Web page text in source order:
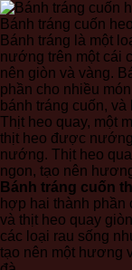
Bánh tráng cuốn
Bánh tráng là một
nướng trên một cái
nên giòn và vàng.
phần cho nhiều
bánh tráng cuốn,
Thịt heo quay, một
thịt heo được
nướng. Thịt heo
ngon, tạo nên
Bánh tráng cuốn
hợp hai thành phần
và thịt heo quay
các loại rau sống
tạo nên một hương